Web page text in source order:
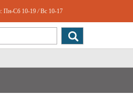
Пн-Сб 10-19 / Вс 10-17